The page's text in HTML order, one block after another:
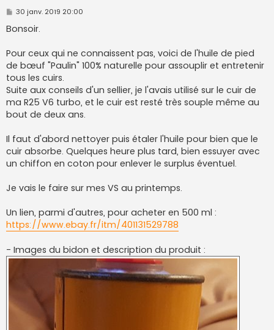
M
s
s
g
e
30 janv. 2019 20:00
Bonsoir.
Pour ceux qui ne connaissent pas, voici de l'huile de pied
de bœuf "Paulin" 100% naturelle pour assouplir et entretenir
tous les cuirs.
Suite aux conseils d'un sellier, je l'avais utilisé sur le cuir de
ma R25 V6 turbo, et le cuir est resté très souple même au
bout de deux ans.
Il faut d'abord nettoyer puis étaler l'huile pour bien que le
cuir absorbe. Quelques heure plus tard, bien essuyer avec
un chiffon en coton pour enlever le surplus éventuel.
Je vais le faire sur mes VS au printemps.
Un lien, parmi d'autres, pour acheter en 500 ml :
https://www.ebay.fr/itm/401131529788
- Images du bidon et description du produit :